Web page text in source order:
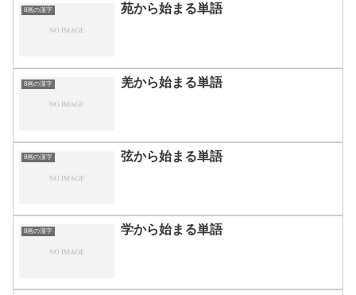
8画の漢字 苑から始まる単語
8画の漢字 羌から始まる単語
8画の漢字 弦から始まる単語
8画の漢字 学から始まる単語